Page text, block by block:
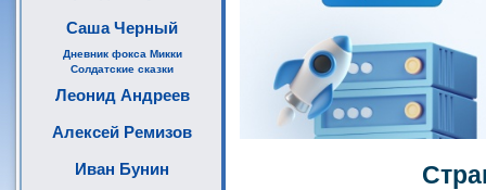
Саша Черный
Дневник фокса Микки
Солдатские сказки
Леонид Андреев
Алексей Ремизов
Иван Бунин